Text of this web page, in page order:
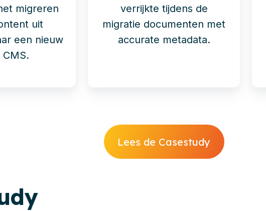
migreren
uit
een nieuw
verrijkte tijdens de
migratie documenten met
accurate metadata.
Lees de Casestudy